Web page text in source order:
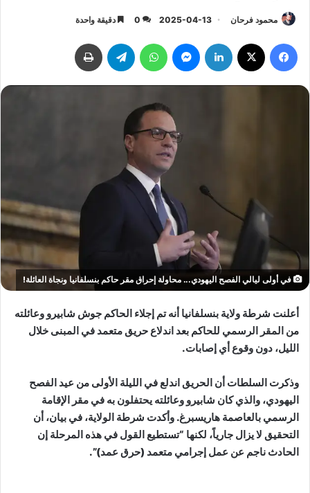
محمود فرحان 2025-04-13
0 دقيقة واحدة
في أولى ليالي الفصح اليهودي... محاولة إحراق مقر حاكم بنسلفانيا ونجاة العائلة!
أعلنت شرطة ولاية بنسلفانيا أنه تم إجلاء الحاكم جوش شابيرو وعائلته
من المقر الرسمي للحاكم بعد اندلاع حريق متعمد في المبنى خلال
الليل، دون وقوع أي إصابات.
وذكرت السلطات أن الحريق اندلع في الليلة الأولى من عيد الفصح
اليهودي، والذي كان شابيرو وعائلته يحتفلون به في مقر الإقامة
الرسمي بالعاصمة هاريسبرغ. وأكدت شرطة الولاية، في بيان، أن
التحقيق لا يزال جارياً، لكنها “تستطيع القول في هذه المرحلة إن
الحادث ناجم عن عمل إجرامي متعمد (حرق عمد)”.